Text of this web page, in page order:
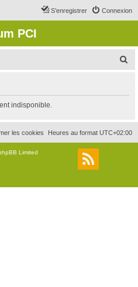
Connexion
S’enregistrer
PCI
r
c
r
indisponible.
Heures au format UTC+02:00
les cookies
Limited